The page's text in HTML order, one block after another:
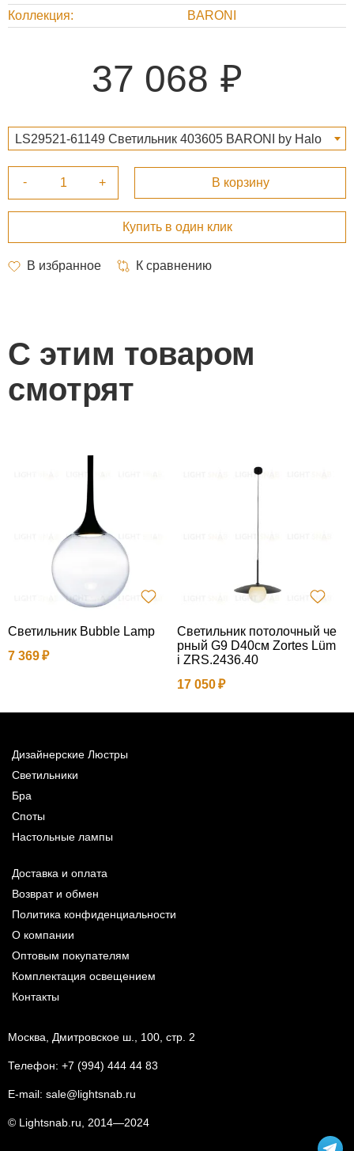
Коллекция BARONI
37 068
LS29521-61149 Светильник 403605 BARONI by Halo
С этим товаром
смотрят
Светильник Bubble Lamp
7 369
Светильник потолочный че
рный G9 D40см Zortes Lüm
i ZRS.2436.40
17 050
Дизайнерские Люстры
Светильники
Бра
Споты
Настольные лампы
Доставка и оплата
Возврат и обмен
Политика конфиденциальности
О компании
Оптовым покупателям
Комплектация освещением
Контакты
Москва, Дмитровское ш., 100, стр. 2
Телефон: +7 (994) 444 44 83
E-mail: sale@lightsnab.ru
© Lightsnab.ru, 2014—2024